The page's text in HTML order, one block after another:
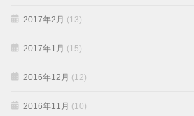
2017年2月 (13)
2017年1月 (15)
2016年12月 (12)
2016年11月 (10)